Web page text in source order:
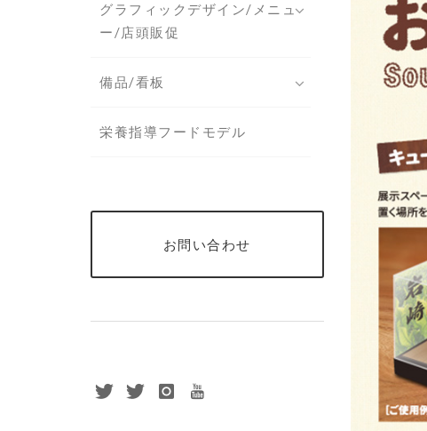
グラフィックデザイン/メニュ
ー/店頭販促
備品/看板
栄養指導フードモデル
お問い合わせ